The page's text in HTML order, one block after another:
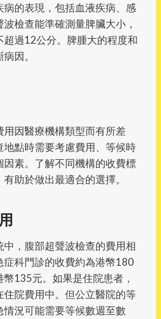
病的表現，包括血液疾病、感
檢查能準確測量脾臟大小，
超過12公分。脾腫大的程度和
因。
用因醫療機構類型而有所差
點時需要考慮費用、等候時
因素。了解不同機構的收費標
助於做出最適合的選擇。
，腹部超聲波檢查的費用相
症科門診的收費約為港幣180
135元。如果是住院患者，
院費用中。但公立醫院的等
況可能需要等候數週至數